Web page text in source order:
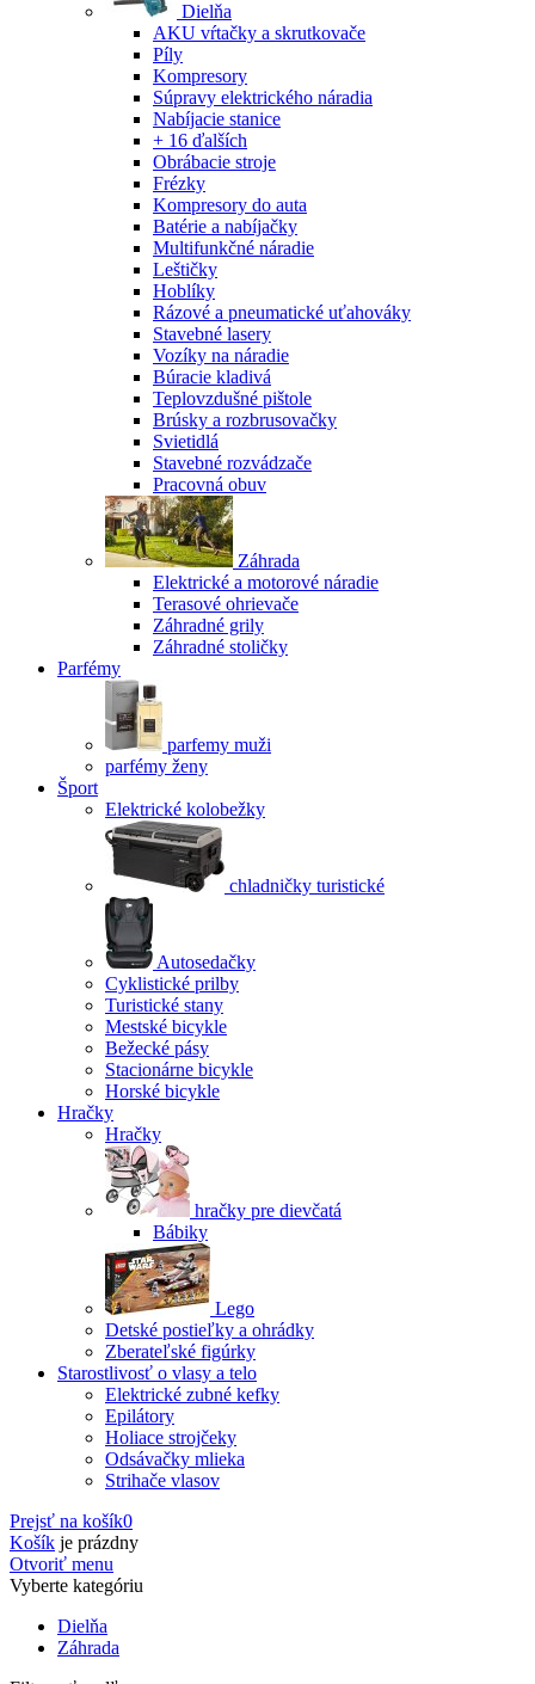
Dielňa
AKU vŕtačky a skrutkovače
Píly
Kompresory
Súpravy elektrického náradia
Nabíjacie stanice
+ 16 ďalších
Obrábacie stroje
Frézky
Kompresory do auta
Batérie a nabíjačky
Multifunkčné náradie
Leštičky
Hoblíky
Rázové a pneumatické uťahováky
Stavebné lasery
Vozíky na náradie
Búracie kladivá
Teplovzdušné pištole
Brúsky a rozbrusovačky
Svietidlá
Stavebné rozvádzače
Pracovná obuv
Záhrada
Elektrické a motorové náradie
Terasové ohrievače
Záhradné grily
Záhradné stoličky
Parfémy
parfemy muži
parfémy ženy
Šport
Elektrické kolobežky
chladničky turistické
Autosedačky
Cyklistické prilby
Turistické stany
Mestské bicykle
Bežecké pásy
Stacionárne bicykle
Horské bicykle
Hračky
Hračky
hračky pre dievčatá
Bábiky
Lego
Detské postieľky a ohrádky
Zberateľské figúrky
Starostlivosť o vlasy a telo
Elektrické zubné kefky
Epilátory
Holiace strojčeky
Odsávačky mlieka
Strihače vlasov
Prejsť na košík0
Košík je prázdny
Otvoriť menu
Vyberte kategóriu
Dielňa
Záhrada